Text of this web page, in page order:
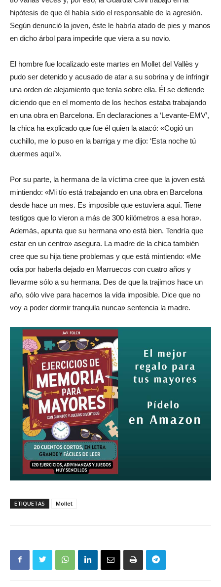
hipótesis de que él había sido el responsable de la agresión.
Según denunció la joven, éste le habría atado de pies y manos
en dicho árbol para impedirle que viera a su novio.
El hombre fue localizado este martes en Mollet del Vallès y
pudo ser detenido y acusado de atar a su sobrina y de infringir
una orden de alejamiento que tenía sobre ella. Él se defiende
diciendo que en el momento de los hechos estaba trabajando
en una obra en Barcelona. En declaraciones a ‘Levante-EMV’,
la chica ha explicado que fue él quien la atacó: «Cogió un
cuchillo, me lo puso en la barriga y me dijo: ‘Esta noche tú
duermes aquí’».
Por su parte, la hermana de la víctima cree que la joven está
mintiendo: «Mi tío está trabajando en una obra en Barcelona
desde hace un mes. Es imposible que estuviera aquí. Tiene
testigos que lo vieron a más de 300 kilómetros a esa hora».
Además, apunta que su hermana «no está bien. Tendría que
estar en un centro» asegura. La madre de la chica también
cree que su hija tiene problemas y que está mintiendo: «Me
odia por haberla dejado en Marruecos con cuatro años y
llevarme sólo a su hermana. Des de que la trajimos hace un
año, sólo vive para hacernos la vida imposible. Dice que no
voy a poder dormir tranquila nunca» sentencia la madre.
ETIQUETAS Mollet